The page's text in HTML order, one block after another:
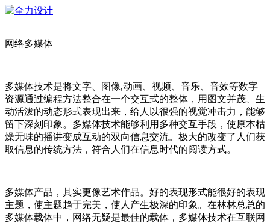
网络多媒体
多媒体技术是将文字、图像,动画、视频、音乐、音效等数字
资源通过编程方法整合在一个交互式的整体，用图文并茂、生
动活泼的动态形式表现出来，给人以很强的视觉冲击力，能够
留下深刻印象。多媒体技术能够利用多种交互手段，使原本枯
燥无味的播讲变成互动的双向信息交流。极大的改变了人们获
取信息的传统方法，符合人们在信息时代的阅读方式。
多媒体产品，其实更像艺术作品。好的表现形式能很好的表现
主题，使主题趋于完美，使人产生极深的印象。在林林总总的
多媒体载体中，网络无疑是最佳的载体，多媒体技术在互联网